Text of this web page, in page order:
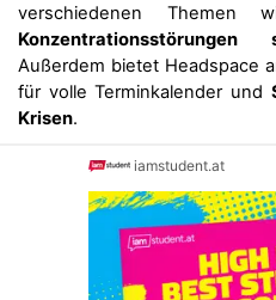
verschiedenen Themen
Außerdem bietet Headspace
für volle Terminkalender und
Krisen.